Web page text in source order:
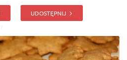
UDOSTĘPNIJ